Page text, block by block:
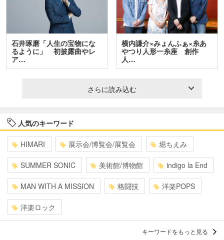
石井琢磨「人生の宝物にな
るように」 初披露曲やレ
ア…
横内謙介×みょんふぁ×糸あ
やつり人形一糸座 創作
人…
さらに読み込む
人気のキーワード
HIMARI 展示会/博覧会/展覧会 堀ちえみ
SUMMER SONIC 美術館/博物館 indigo la End
MAN WITH A MISSION 格闘技 洋楽POPS
洋楽ロック
キーワードをもっと見る